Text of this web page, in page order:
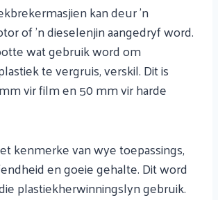
kan deur 'n
of 'n dieselenjin aangedryf word.
wat gebruik word om
te vergruis, verskil. Dit is
vir film en 50 mm vir harde
kenmerke van wye toepassings,
en goeie gehalte. Dit word
plastiekherwinningslyn gebruik.